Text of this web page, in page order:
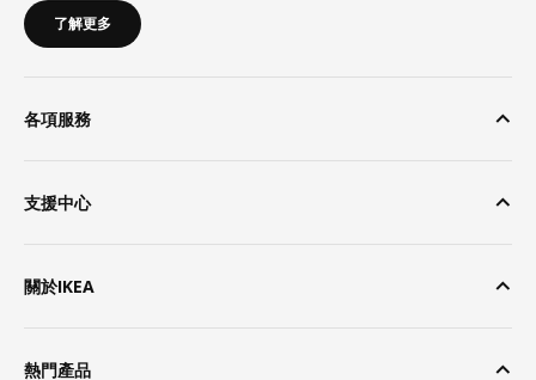
了解更多
各項服務
支援中心
關於IKEA
熱門產品